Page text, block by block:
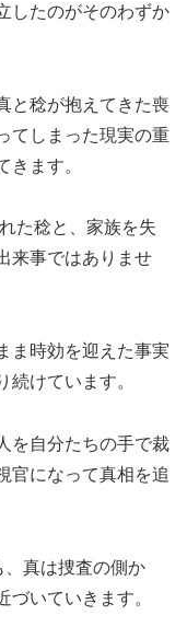
したのがそのわずか
と稔が抱えてきた喪
てしまった現実の重
きます。
た稔と、家族を失
来事ではありませ
ま時効を迎えた事実
続けています。
を自分たちの手で裁
官になって真相を追
、真は捜査の側か
づいていきます。